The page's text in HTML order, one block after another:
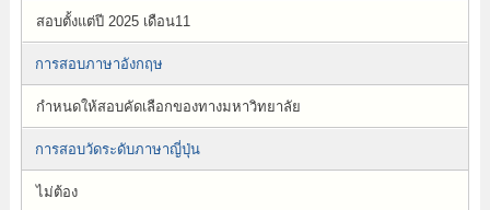
สอบตั้งแต่ปี 2025 เดือน11
การสอบภาษาอังกฤษ
กำหนดให้สอบคัดเลือกของทางมหาวิทยาลัย
การสอบวัดระดับภาษาญี่ปุ่น
ไม่ต้อง